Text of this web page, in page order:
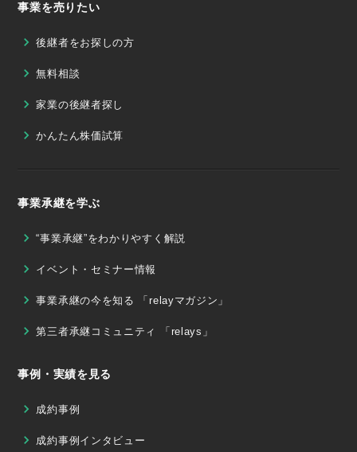
事業を売りたい
後継者をお探しの方
無料相談
家業の後継者探し
かんたん株価試算
事業承継を学ぶ
“事業承継”をわかりやすく解説
イベント・セミナー情報
事業承継の今を知る 「relayマガジン」
第三者承継コミュニティ 「relays」
事例・実績を見る
成約事例
成約事例インタビュー